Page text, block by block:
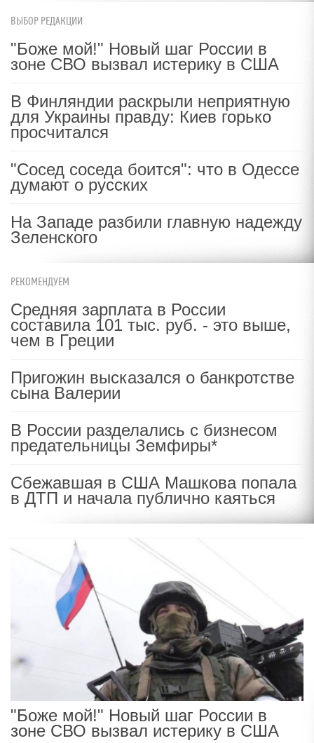
ВЫБОР РЕДАКЦИИ
"Боже мой!" Новый шаг России в
зоне СВО вызвал истерику в США
В Финляндии раскрыли неприятную
для Украины правду: Киев горько
просчитался
"Сосед соседа боится": что в Одессе
думают о русских
На Западе разбили главную надежду
Зеленского
РЕКОМЕНДУЕМ
Средняя зарплата в России
составила 101 тыс. руб. - это выше,
чем в Греции
Пригожин высказался о банкротстве
сына Валерии
В России разделались с бизнесом
предательницы Земфиры*
Сбежавшая в США Машкова попала
в ДТП и начала публично каяться
"Боже мой!" Новый шаг России в
зоне СВО вызвал истерику в США